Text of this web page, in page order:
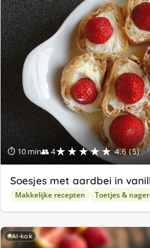
⏱ 10 min👥 4★★★★★ 4.6 (5)
Soesjes met aardbei in
Makkelijke recepten Toetjes &
AI-kok